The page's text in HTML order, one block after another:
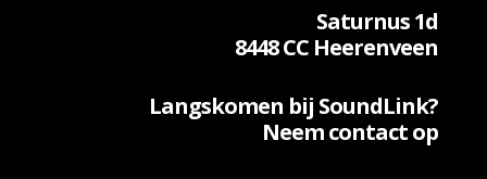
Saturnus 1d
8448 CC Heerenveen
Langskomen bij SoundLink?
Neem contact op